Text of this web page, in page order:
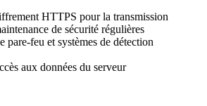
HTTPS pour la transmission
de sécurité régulières
pare-feu et systèmes de détection
aux données du serveur